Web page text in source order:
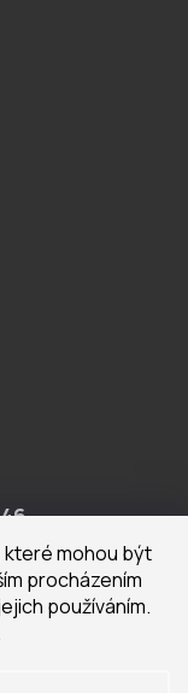
mohou být
procházením
používáním.